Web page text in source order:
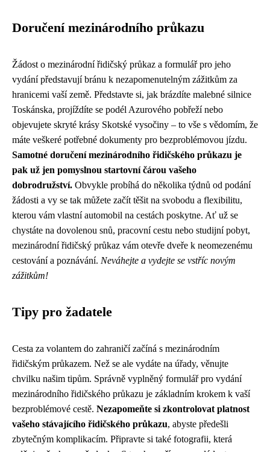
Doručení mezinárodního průkazu
Žádost o mezinárodní řidičský průkaz a formulář pro jeho
vydání představují bránu k nezapomenutelným zážitkům za
hranicemi vaší země. Představte si, jak brázdíte malebné silnice
Toskánska, projíždíte se podél Azurového pobřeží nebo
objevujete skryté krásy Skotské vysočiny – to vše s vědomím, že
máte veškeré potřebné dokumenty pro bezproblémovou jízdu.
Samotné doručení mezinárodního řidičského průkazu je
pak už jen pomyslnou startovní čárou vašeho
dobrodružství. Obvykle probíhá do několika týdnů od podání
žádosti a vy se tak můžete začít těšit na svobodu a flexibilitu,
kterou vám vlastní automobil na cestách poskytne. Ať už se
chystáte na dovolenou snů, pracovní cestu nebo studijní pobyt,
mezinárodní řidičský průkaz vám otevře dveře k neomezenému
cestování a poznávání. Neváhejte a vydejte se vstříc novým
zážitkům!
Tipy pro žadatele
Cesta za volantem do zahraničí začíná s mezinárodním
řidičským průkazem. Než se ale vydáte na úřady, věnujte
chvilku našim tipům. Správně vyplněný formulář pro vydání
mezinárodního řidičského průkazu je základním krokem k vaší
bezproblémové cestě. Nezapomeňte si zkontrolovat platnost
vašeho stávajícího řidičského průkazu, abyste předešli
zbytečným komplikacím. Připravte si také fotografii, která